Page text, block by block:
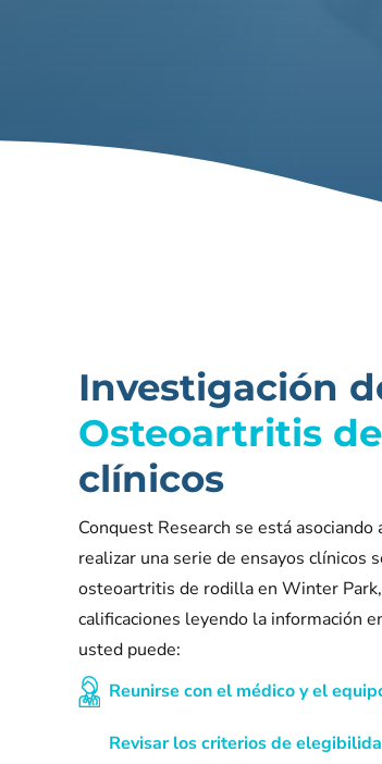
Investigación
Osteoartritis
clínicos
Conquest Research se está
realizar una serie de ensayos clínicos
osteoartritis de rodilla en Winter
calificaciones leyendo la información
usted puede:
Reunirse con el médico y el
Revisar los criterios de